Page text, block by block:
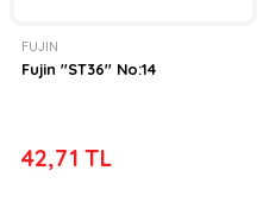
FUJIN
Fujin ''ST36'' No:14
42,71 TL